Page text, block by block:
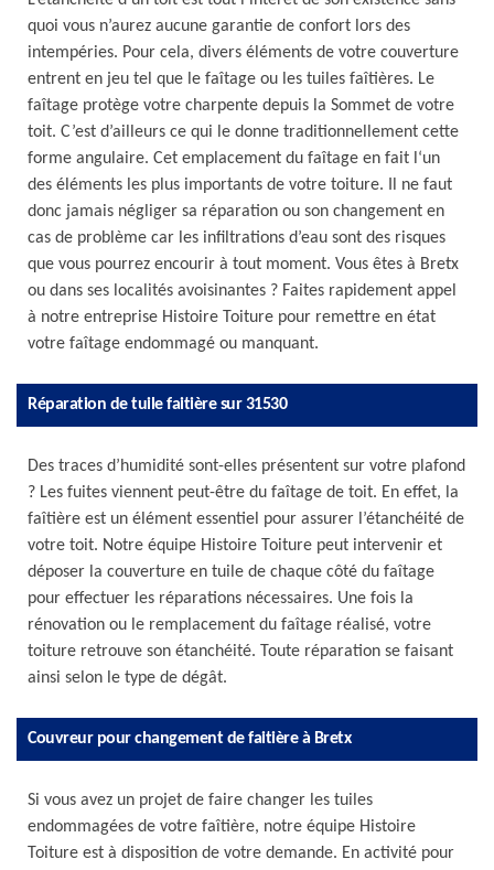
quoi vous n’aurez aucune garantie de confort lors des
intempéries. Pour cela, divers éléments de votre couverture
entrent en jeu tel que le faîtage ou les tuiles faîtières. Le
faîtage protège votre charpente depuis la Sommet de votre
toit. C’est d’ailleurs ce qui le donne traditionnellement cette
forme angulaire. Cet emplacement du faîtage en fait l‘un
des éléments les plus importants de votre toiture. Il ne faut
donc jamais négliger sa réparation ou son changement en
cas de problème car les infiltrations d’eau sont des risques
que vous pourrez encourir à tout moment. Vous êtes à Bretx
ou dans ses localités avoisinantes ? Faites rapidement appel
à notre entreprise Histoire Toiture pour remettre en état
votre faîtage endommagé ou manquant.
Réparation de tuile faitière sur 31530
Des traces d’humidité sont-elles présentent sur votre plafond
? Les fuites viennent peut-être du faîtage de toit. En effet, la
faîtière est un élément essentiel pour assurer l’étanchéité de
votre toit. Notre équipe Histoire Toiture peut intervenir et
déposer la couverture en tuile de chaque côté du faîtage
pour effectuer les réparations nécessaires. Une fois la
rénovation ou le remplacement du faîtage réalisé, votre
toiture retrouve son étanchéité. Toute réparation se faisant
ainsi selon le type de dégât.
Couvreur pour changement de faitière à Bretx
Si vous avez un projet de faire changer les tuiles
endommagées de votre faîtière, notre équipe Histoire
Toiture est à disposition de votre demande. En activité pour